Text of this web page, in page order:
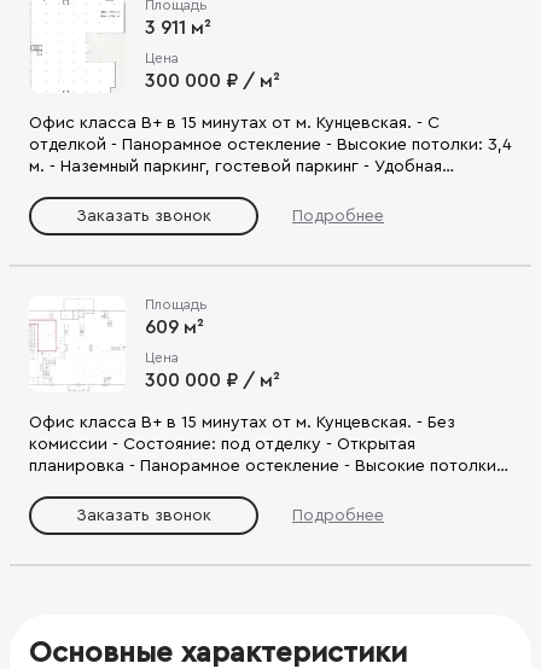
Площадь
3 911 м²
Цена
300 000 ₽ / м²
Офис класса В+ в 15 минутах от м. Кунцевская. - С
отделкой - Панорамное остекление - Высокие потолки: 3,4
м. - Наземный паркинг, гостевой паркинг - Удобная
Заказать звонок
Подробнее
Площадь
609 м²
Цена
300 000 ₽ / м²
Офис класса В+ в 15 минутах от м. Кунцевская. - Без
комиссии - Состояние: под отделку - Открытая
планировка - Панорамное остекление - Высокие потолки:
локация: доступ на Аминьевское ш., ТТК и МКАД.
Заказать звонок Подробнее
Основные характеристики